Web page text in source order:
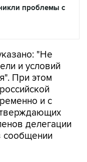
проблемы с
"Не
и условий
При этом
и с
делегации
сообщении